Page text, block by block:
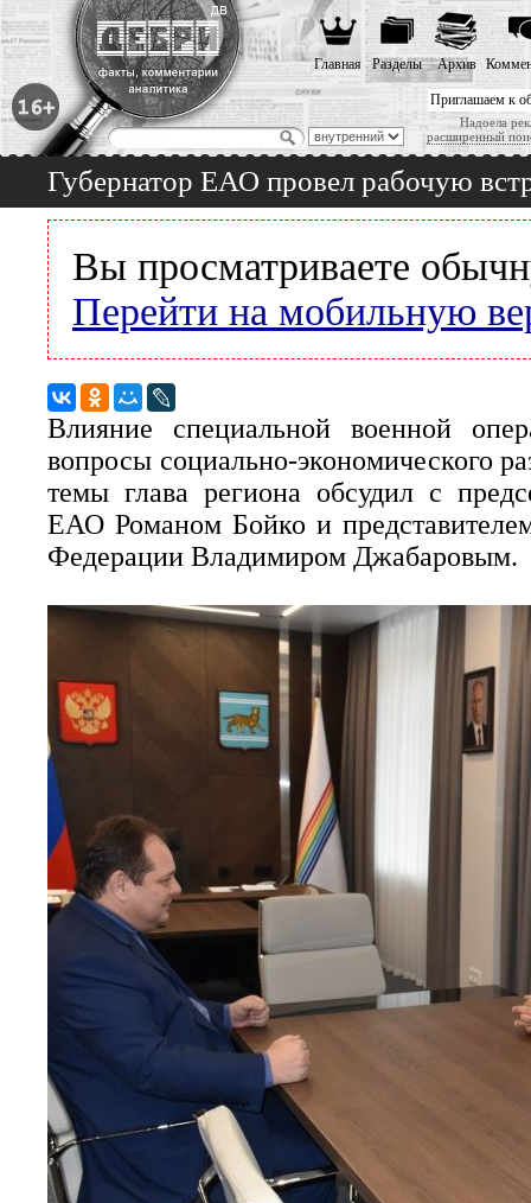
Приглашаем к
Надоела
расширенный
Главная Разделы Архив
Губернатор ЕАО провел рабочую
Вы просматриваете
Перейти на мобильную
Влияние специальной военной
вопросы социально-экономического
темы глава региона обсудил с
ЕАО Романом Бойко и
Федерации Владимиром Джабаровым.